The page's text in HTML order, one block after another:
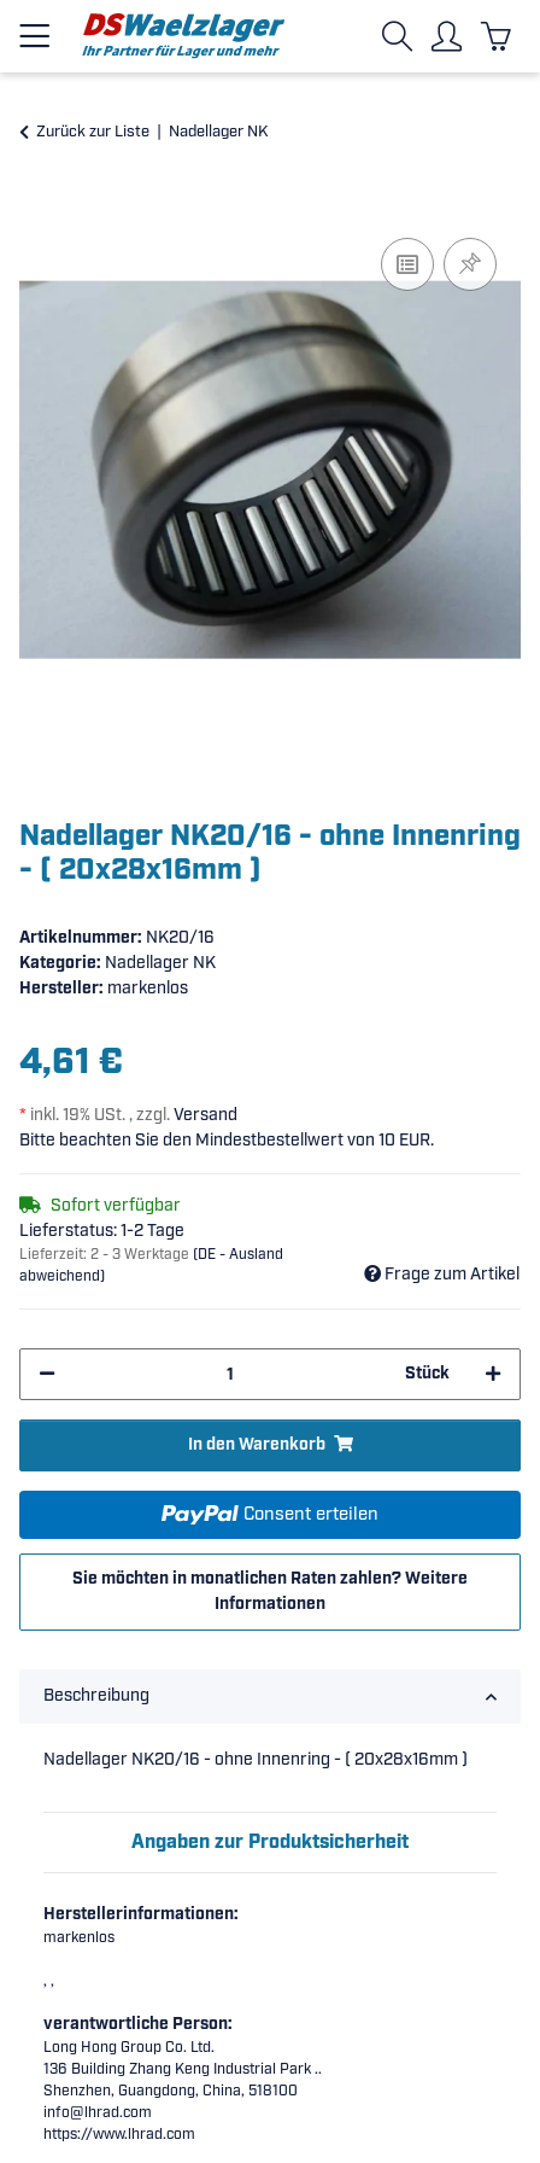
Zurück zur Liste Nadellager NK
Nadellager NK20/16 - ohne Innenring
- ( 20x28x16mm )
Artikelnummer: NK20/16
Kategorie: Nadellager NK
Hersteller: markenlos
4,61 €
* inkl. 19% USt. , zzgl.Versand
Bitte beachten Sie den Mindestbestellwert von 10 EUR.
Sofort verfügbar
Lieferstatus: 1-2 Tage
Lieferzeit: 2 - 3 Werktage (DE - Ausland
abweichend)
Frage zum Artikel
Stück
In den Warenkorb
Consent erteilen
Sie möchten in monatlichen Raten zahlen?Weitere
Informationen
Beschreibung
Nadellager NK20/16 - ohne Innenring - ( 20x28x16mm )
Angaben zur Produktsicherheit
Herstellerinformationen:
markenlos
, ,
verantwortliche Person:
Long Hong Group Co. Ltd.
136 Building Zhang Keng Industrial Park ..
Shenzhen, Guangdong, China, 518100
info@lhrad.com
https://www.lhrad.com